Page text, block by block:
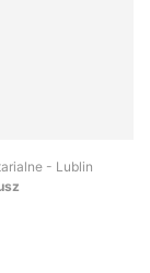
- Lublin